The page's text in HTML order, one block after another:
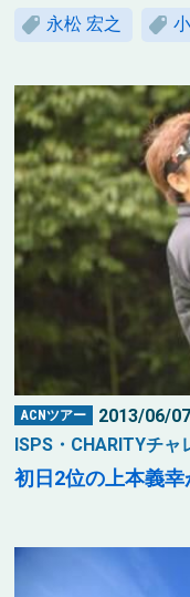
永松 宏之
ACNツアー
2013/06/
ISPS・CHARITYチ
初日2位の上本義幸